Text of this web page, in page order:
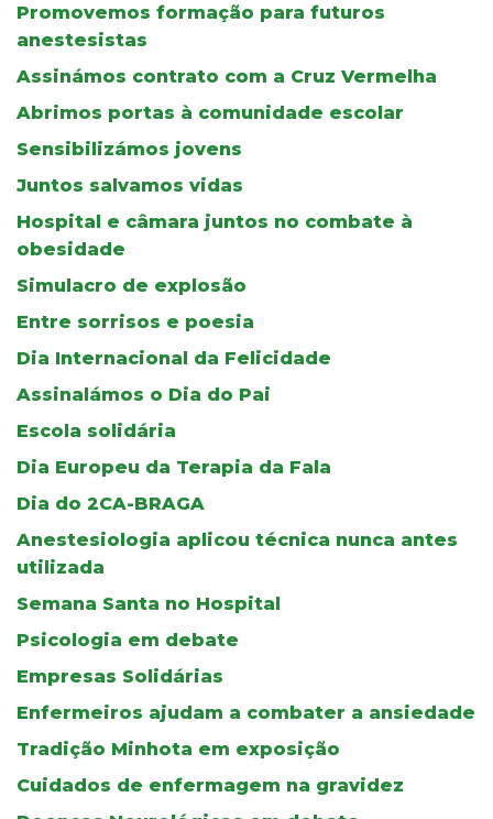
Promovemos formação para futuros
anestesistas
Assinámos contrato com a Cruz Vermelha
Abrimos portas à comunidade escolar
Sensibilizámos jovens
Juntos salvamos vidas
Hospital e câmara juntos no combate à
obesidade
Simulacro de explosão
Entre sorrisos e poesia
Dia Internacional da Felicidade
Assinalámos o Dia do Pai
Escola solidária
Dia Europeu da Terapia da Fala
Dia do 2CA-BRAGA
Anestesiologia aplicou técnica nunca antes
utilizada
Semana Santa no Hospital
Psicologia em debate
Empresas Solidárias
Enfermeiros ajudam a combater a ansiedade
Tradição Minhota em exposição
Cuidados de enfermagem na gravidez